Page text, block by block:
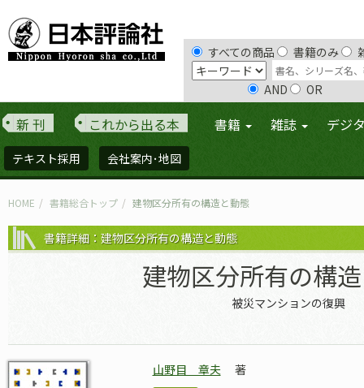
すべての商品 書籍のみ
AND OR
新 刊 これから出る本 書籍 雑誌 デジ
テキスト採用 会社案内･地図
HOME 書籍総合トップ 建物区分所有の構造と動態
書籍詳細：建物区分所有の構造と動態
建物区分所有の構
被災マンションの復興
山野目 章夫 著